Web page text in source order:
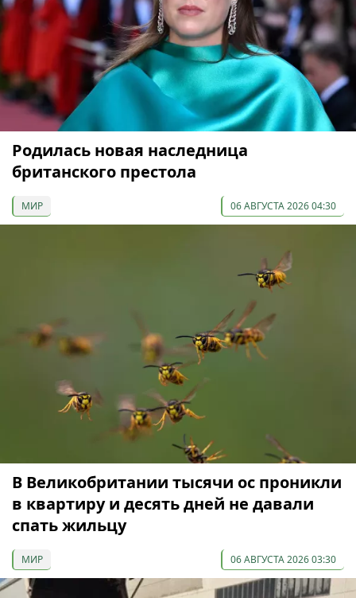
Родилась новая наследница
британского престола
МИР 06 АВГУСТА 2026 04:30
В Великобритании тысячи ос проникли
в квартиру и десять дней не давали
спать жильцу
МИР 06 АВГУСТА 2026 03:30